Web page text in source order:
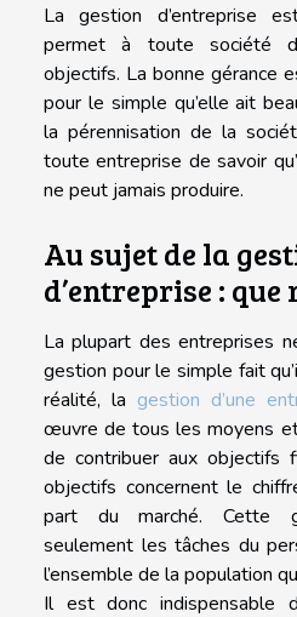
La gestion d’entreprise
permet à toute société
objectifs. La bonne gérance
pour le simple qu’elle ait
la pérennisation de la
toute entreprise de savoir
ne peut jamais produire.
Au sujet de la
d’entreprise : que
La plupart des entreprises
gestion pour le simple fait
réalité, la gestion d’une
œuvre de tous les moyens
de contribuer aux objectifs
objectifs concernent le
part du marché. Cette
seulement les tâches du
l’ensemble de la population
Il est donc indispensable